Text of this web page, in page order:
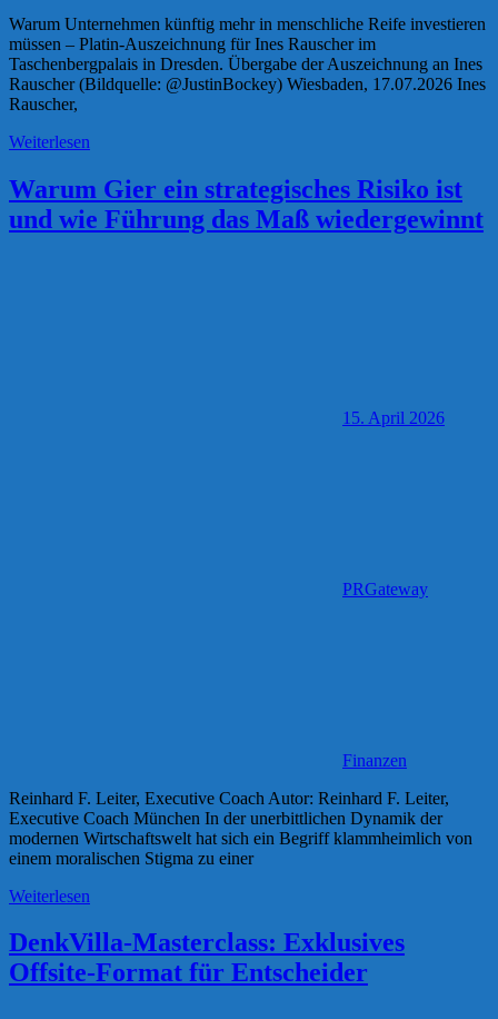
Warum Unternehmen künftig mehr in menschliche Reife investieren
müssen – Platin-Auszeichnung für Ines Rauscher im
Taschenbergpalais in Dresden. Übergabe der Auszeichnung an Ines
Rauscher (Bildquelle: @JustinBockey) Wiesbaden, 17.07.2026 Ines
Rauscher,
Weiterlesen
Warum Gier ein strategisches Risiko ist
und wie Führung das Maß wiedergewinnt
15. April 2026
PRGateway
Finanzen
Reinhard F. Leiter, Executive Coach Autor: Reinhard F. Leiter,
Executive Coach München In der unerbittlichen Dynamik der
modernen Wirtschaftswelt hat sich ein Begriff klammheimlich von
einem moralischen Stigma zu einer
Weiterlesen
DenkVilla-Masterclass: Exklusives
Offsite-Format für Entscheider